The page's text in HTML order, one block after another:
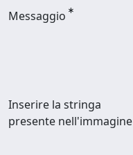
Messaggio
Inserire la stringa
presente nell'immagine